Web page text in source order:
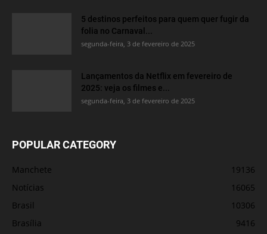
5 destinos perfeitos para quem quer fugir da
folia no Carnaval...
segunda-feira, 3 de fevereiro de 2025
Lançamentos da Netflix em fevereiro de
2025: veja os filmes e...
segunda-feira, 3 de fevereiro de 2025
POPULAR CATEGORY
Manchete
19136
Notícias
16065
Brasil
10306
Brasília
9416